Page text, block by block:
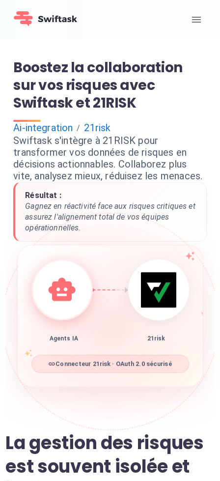
Boostez la collaboration
sur vos risques avec
Swiftask et 21RISK
Ai-integration / 21risk
Swiftask s'intègre à 21RISK pour
transformer vos données de risques en
décisions actionnables. Collaborez plus
vite, analysez mieux, réduisez les menaces.
Résultat :
Gagnez en réactivité face aux risques critiques et
assurez l'alignement total de vos équipes
opérationnelles.
Agents IA 21risk
Connecteur 21risk · OAuth 2.0 sécurisé
La gestion des risques
est souvent isolée et